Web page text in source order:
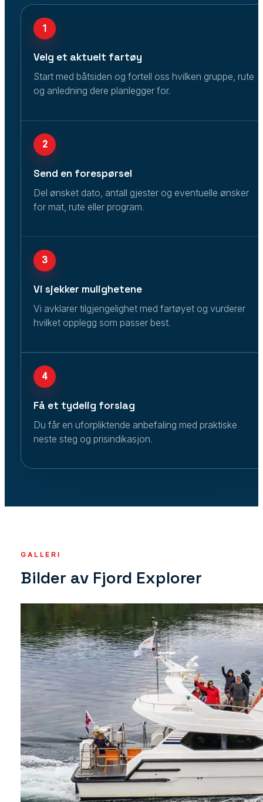
1
Velg et aktuelt fartøy
Start med båtsiden og fortell oss hvilken gruppe, rute
og anledning dere planlegger for.
2
Send en forespørsel
Del ønsket dato, antall gjester og eventuelle ønsker
for mat, rute eller program.
3
Vi sjekker mulighetene
Vi avklarer tilgjengelighet med fartøyet og vurderer
hvilket opplegg som passer best.
4
Få et tydelig forslag
Du får en uforpliktende anbefaling med praktiske
neste steg og prisindikasjon.
GALLERI
Bilder av Fjord Explorer